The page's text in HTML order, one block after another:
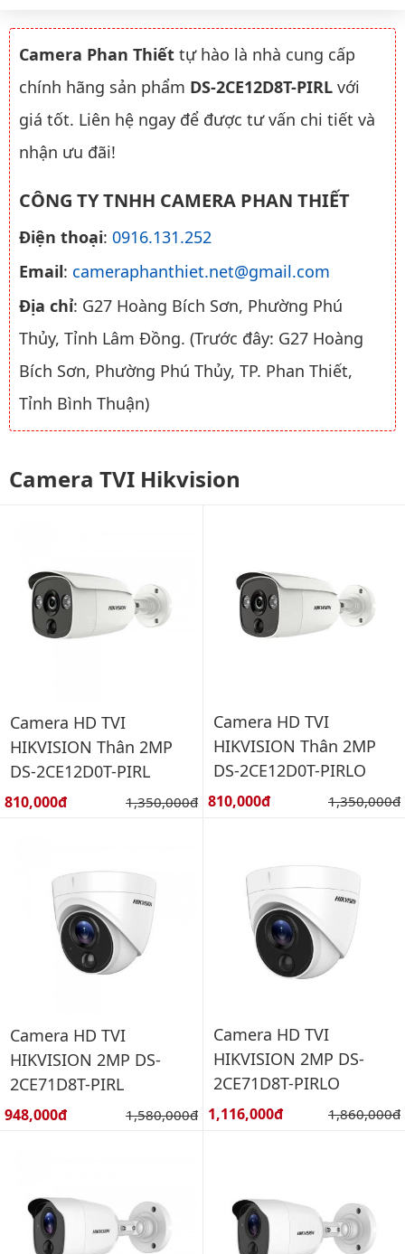
Camera Phan Thiết tự hào là nhà cung cấp
chính hãng sản phẩm DS-2CE12D8T-PIRL với
giá tốt. Liên hệ ngay để được tư vấn chi tiết và
nhận ưu đãi!
CÔNG TY TNHH CAMERA PHAN THIẾT
Điện thoại: 0916.131.252
Email: cameraphanthiet.net@gmail.com
Địa chỉ: G27 Hoàng Bích Sơn, Phường Phú
Thủy, Tỉnh Lâm Đồng. (Trước đây: G27 Hoàng
Bích Sơn, Phường Phú Thủy, TP. Phan Thiết,
Tỉnh Bình Thuận)
Camera TVI Hikvision
Camera HD TVI
HIKVISION Thân 2MP
DS-2CE12D0T-PIRL
Giá bán:
810,000đ Giá gốc:
1,350,000đ
Camera HD TVI
HIKVISION Thân 2MP
DS-2CE12D0T-PIRLO
Giá bán:
810,000đ Giá gốc:
1,350,000đ
Camera HD TVI
HIKVISION 2MP DS-
2CE71D8T-PIRL
Giá bán:
948,000đ Giá gốc:
1,580,000đ
Camera HD TVI
HIKVISION 2MP DS-
2CE71D8T-PIRLO
Giá bán:
1,116,000đ Giá gốc:
1,860,000đ